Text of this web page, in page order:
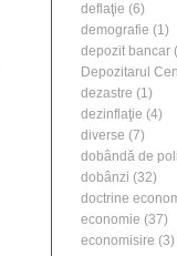
deflaţie (6)
demografie (1)
depozit bancar
Depozitarul
dezastre (1)
dezinflaţie (4)
diverse (7)
dobândă de
dobânzi (32)
doctrine
economie (37)
economisire (3)